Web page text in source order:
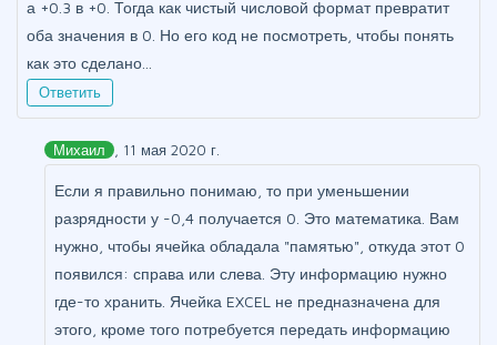
а +0.3 в +0. Тогда как чистый числовой формат превратит
оба значения в 0. Но его код не посмотреть, чтобы понять
как это сделано...
Ответить
Михаил , 11 мая 2020 г.
Если я правильно понимаю, то при уменьшении
разрядности у -0,4 получается 0. Это математика. Вам
нужно, чтобы ячейка обладала "памятью", откуда этот 0
появился: справа или слева. Эту информацию нужно
где-то хранить. Ячейка EXCEL не предназначена для
этого, кроме того потребуется передать информацию